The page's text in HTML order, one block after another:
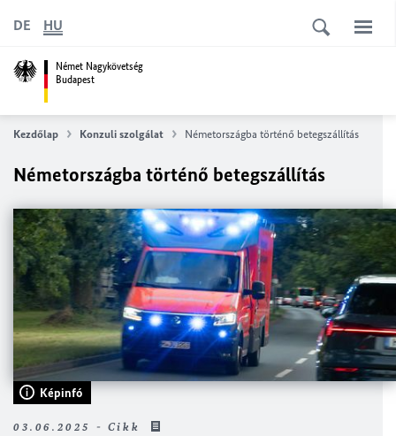
Német Nagykövetség
Budapest
DE HU
Kezdőlap Konzuli szolgálat Németországba történő betegszállítás
Németországba történő betegszállítás
Képinfó
03.06.2025 - Cikk